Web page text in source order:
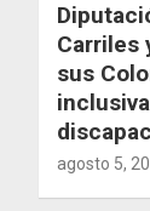
Carriles
sus
agosto 5,